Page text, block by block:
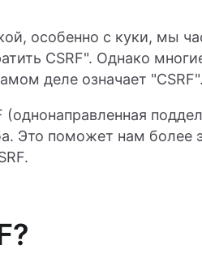
особенно с куки, мы
CSRF". Однако
деле означает "CSRF".
Это поможет нам более